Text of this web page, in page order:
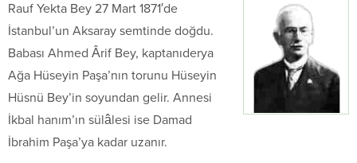
Rauf Yekta Bey 27 Mart 1871′de
İstanbul’un Aksaray semtinde doğdu.
Babası Ahmed Ârif Bey, kaptanıderya
Ağa Hüseyin Paşa’nın torunu Hüseyin
Hüsnü Bey’in soyundan gelir. Annesi
İkbal hanım’ın sülâlesi ise Damad
İbrahim Paşa’ya kadar uzanır.